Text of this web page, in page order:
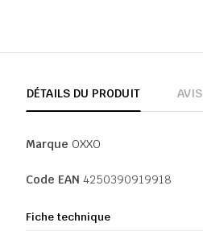
DÉTAILS DU PRODUIT AVIS
Marque OXXO
Code EAN 4250390919918
Fiche technique